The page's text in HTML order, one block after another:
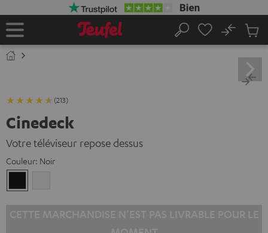
Page
Rechercher
No
du
panier
(213)
Cinedeck
Votre téléviseur repose dessus
Couleur: Noir